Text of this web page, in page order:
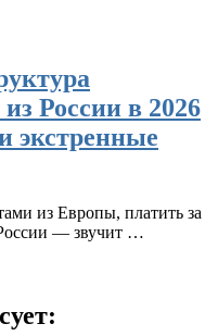
России в 2026
экстренные
из Европы, платить за
— звучит …